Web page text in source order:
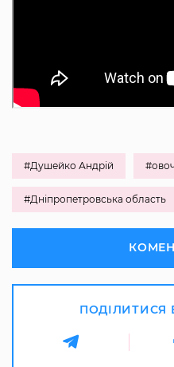
#Душейко Андрій
#Дніпропетровська область
ПОДІЛИТИСЯ